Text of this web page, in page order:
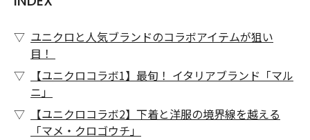
ユニクロと人気ブランドのコラボアイテムが狙い
目！
【ユニクロコラボ1】最旬！ イタリアブランド「マル
ニ」
【ユニクロコラボ2】下着と洋服の境界線を越える
「マメ・クロゴウチ」